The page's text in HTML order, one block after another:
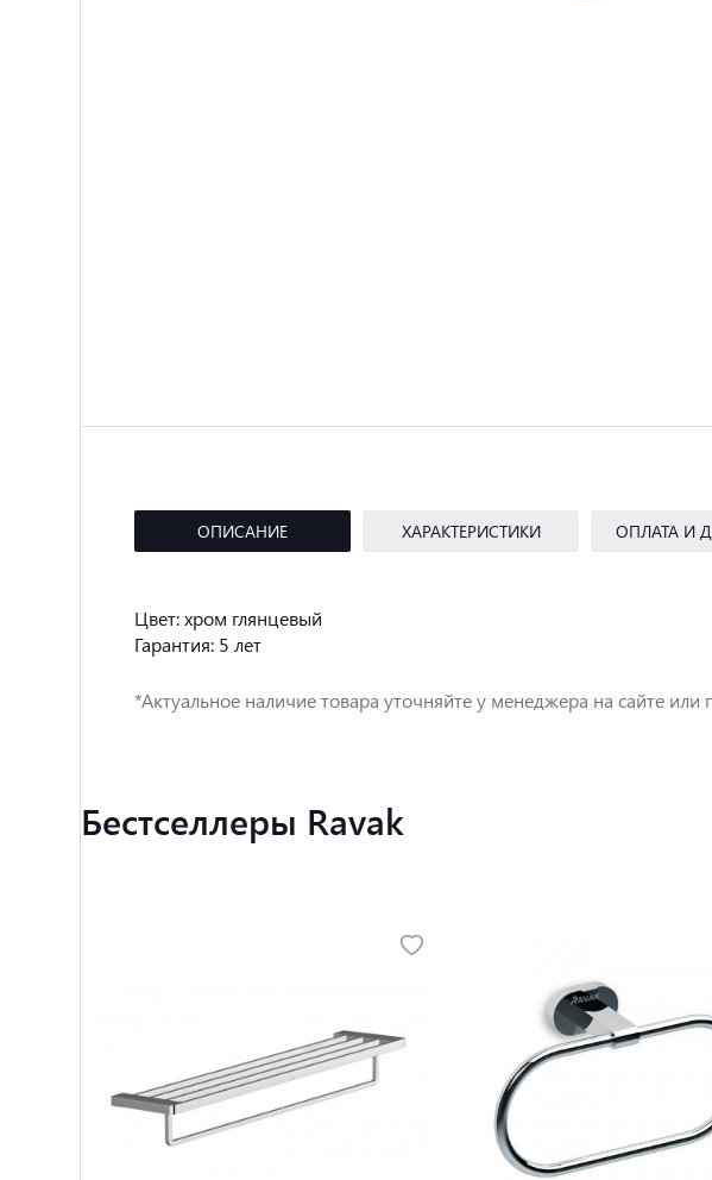
ОПИСАНИЕ ХАРАКТЕРИСТИКИ ОПЛАТА И
Цвет: хром глянцевый
Гарантия: 5 лет
*Актуальное наличие товара уточняйте у менеджера на сайте или
Бестселлеры Ravak